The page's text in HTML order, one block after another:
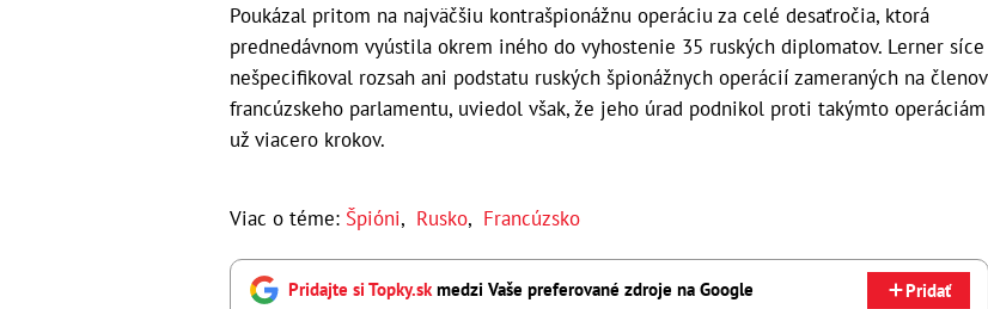
Poukázal pritom na najväčšiu kontrašpionážnu operáciu za celé desaťročia, ktorá
prednedávnom vyústila okrem iného do vyhostenie 35 ruských diplomatov. Lerner síce
nešpecifikoval rozsah ani podstatu ruských špionážnych operácií zameraných na členov
francúzskeho parlamentu, uviedol však, že jeho úrad podnikol proti takýmto operáciám
už viacero krokov.
Viac o téme: Špióni, Rusko, Francúzsko
Pridajte si Topky.skmedzi Vaše preferované zdroje na Google Pridať